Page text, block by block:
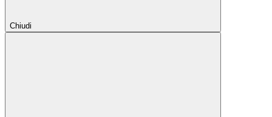
Chiudi